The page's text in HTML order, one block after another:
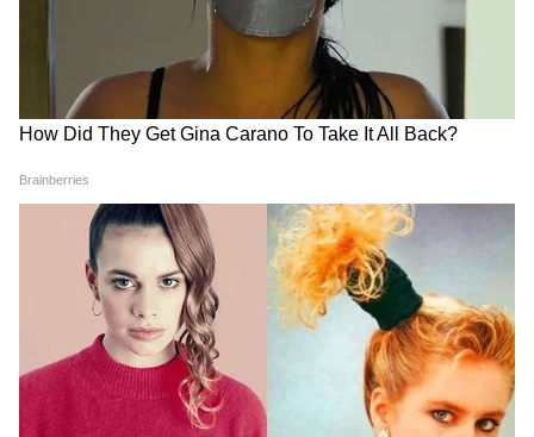
'गौरव खन्ना के शो नहीं चलते' का
अब TV एक्टर का छलका दर्द
Lock upp 2 से वरुण हुए बाहर,
शिवांगी जोशी समेत ये 5 लोग बने
फाइनलिस्ट
LATEST VIDEOS
Gadkari को बॉम्बे हाईकोर्ट से बड़ी राहत,
Meta, Google को दिया आदेश
रांची प्रोटेस्ट में अब अड़ गए छात्र, बजी तालियां
और छात्रों का जोश दिखा हाई